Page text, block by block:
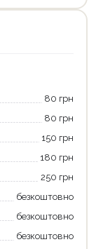
80 грн
80 грн
150 грн
180 грн
250 грн
безкоштовно
безкоштовно
безкоштовно